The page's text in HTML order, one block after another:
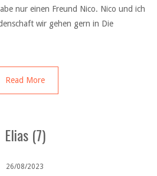
nur einen Freund Nico. Nico und ich
wir gehen gern in Die
Read More
Elias (7)
26/08/2023